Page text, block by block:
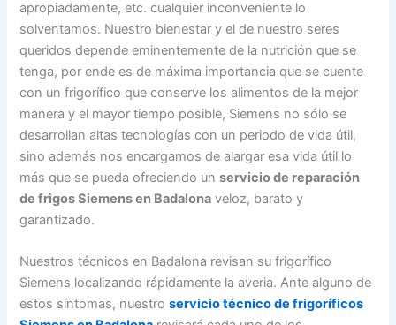
apropiadamente, etc. cualquier inconveniente lo
solventamos. Nuestro bienestar y el de nuestro seres
queridos depende eminentemente de la nutrición que se
tenga, por ende es de máxima importancia que se cuente
con un frigorífico que conserve los alimentos de la mejor
manera y el mayor tiempo posible, Siemens no sólo se
desarrollan altas tecnologías con un periodo de vida útil,
sino además nos encargamos de alargar esa vida útil lo
más que se pueda ofreciendo unservicio de reparación
de frigos Siemens en Badalona veloz, barato y
garantizado.
Nuestros técnicos en Badalona revisan su frigorífico
Siemens localizando rápidamente la averia. Ante alguno de
estos síntomas, nuestroservicio técnico de frigoríficos